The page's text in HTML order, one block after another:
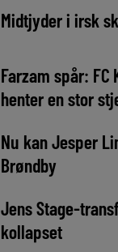
Midtjyder i irsk
Farzam spår: FC
henter en stor
Nu kan Jesper
Brøndby
Jens Stage-
kollapset